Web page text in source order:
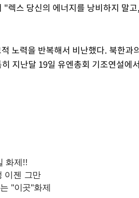
렉스 당신의 에너지를 낭비하지 말
노력을 반복해서 비난했다. 북한과
지난달 19일 유엔총회 기조연설에